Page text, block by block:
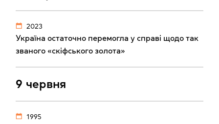
2023
Україна остаточно перемогла у справі щодо так
званого «скіфського золота»
9 червня
1995